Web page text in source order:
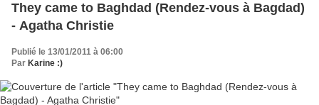
They came to Baghdad (Rendez-vous à Bagdad)
- Agatha Christie
Publié le 13/01/2011 à 06:00
Par Karine :)